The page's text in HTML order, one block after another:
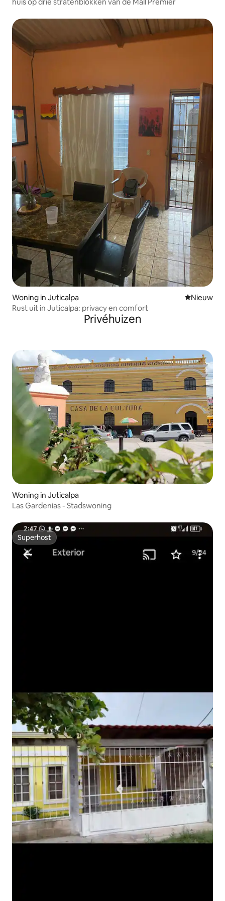
Woning in Juticalpa Nieuwe
Nieuw
Rust uit in Juticalpa: privacy en comfort
Privéhuizen
Woning in Juticalpa
Las Gardenias - Stadswoning
Superhost
Superhost